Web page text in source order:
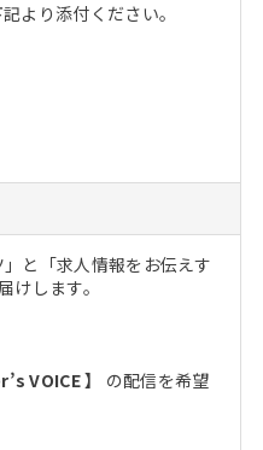
より添付ください。
」と「求人情報をお伝えす
けします。
VOICE 】
の配信を希望